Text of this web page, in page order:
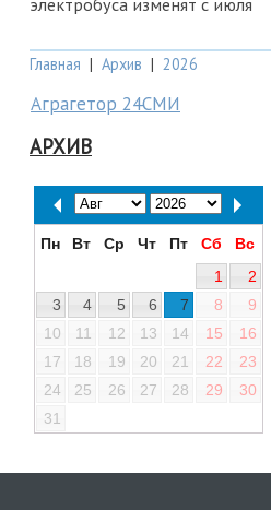
электробуса изменят с июля
Главная | Архив | 2026
Аграгетор 24СМИ
АРХИВ
Пн Вт Ср Чт Пт Сб
Вс
1
2
3
4 5 6 7 8
9
10
11 12 13 14 15
16
17
18 19 20 21 22
23
24
25 26 27 28 29
30
31